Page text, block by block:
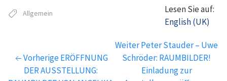
Lesen Sie auf:
English (UK)
Allgemein
VorherigeERÖFFNUNG
DER AUSSTELLUNG:
WeiterPeter Stauder – Uwe
Schröder: RAUMBILDER!
Einladung zur